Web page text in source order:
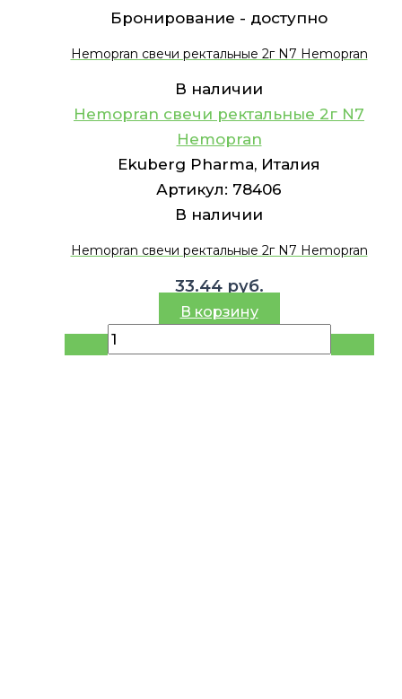
Бронирование - доступно
Hemopran свечи ректальные 2г N7 Hemopran
В наличии
Hemopran свечи ректальные 2г N7
Hemopran
Ekuberg Pharma, Италия
Артикул: 78406
В наличии
Hemopran свечи ректальные 2г N7 Hemopran
33.44 руб.
В корзину